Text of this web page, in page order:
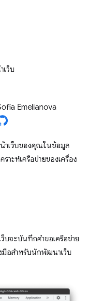
เว็บ
Emelianova
าเว็บของคุณในข้อมูล
าะห์เครือข่ายของเครื่อง
บจะบันทึกคำขอเครือข่าย
มือสำหรับนักพัฒนาเว็บ